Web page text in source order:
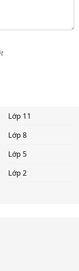
Lớp 11
Lớp 8
Lớp 5
Lớp 2